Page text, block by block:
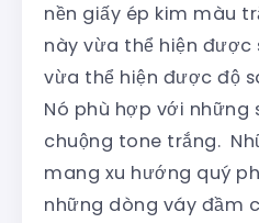
nền giấy ép kim màu
này vừa thể hiện được
vừa thể hiện được độ
Nó phù hợp với những
chuộng tone trắng.
mang xu hướng quý
những dòng váy đầm